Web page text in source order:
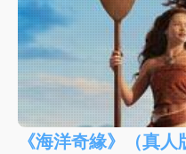
《海洋奇緣》（真